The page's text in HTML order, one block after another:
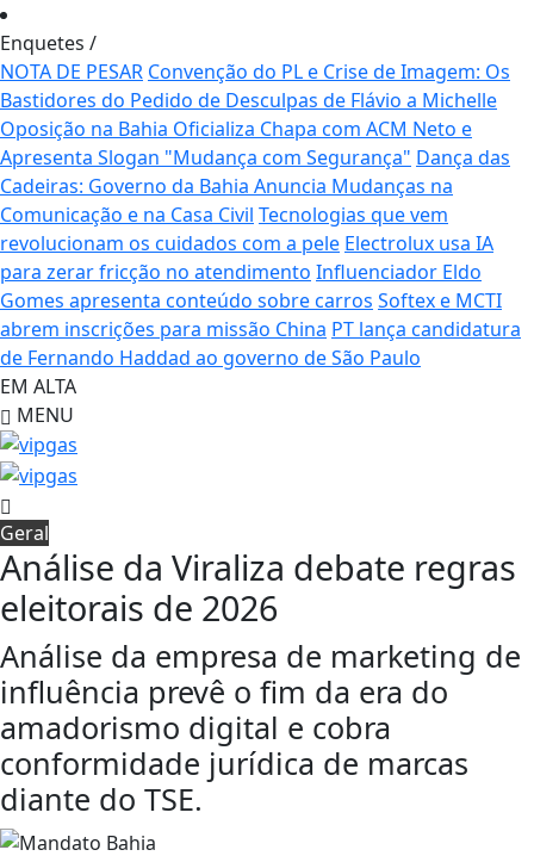
Enquetes /
NOTA DE PESAR Convenção do PL e Crise de Imagem: Os
Bastidores do Pedido de Desculpas de Flávio a Michelle
Oposição na Bahia Oficializa Chapa com ACM Neto e
Apresenta Slogan "Mudança com Segurança" Dança das
Cadeiras: Governo da Bahia Anuncia Mudanças na
Comunicação e na Casa Civil Tecnologias que vem
revolucionam os cuidados com a pele Electrolux usa IA
para zerar fricção no atendimento Influenciador Eldo
Gomes apresenta conteúdo sobre carros Softex e MCTI
abrem inscrições para missão China PT lança candidatura
de Fernando Haddad ao governo de São Paulo
EM ALTA
MENU
Geral
Análise da Viraliza debate regras
eleitorais de 2026
Análise da empresa de marketing de
influência prevê o fim da era do
amadorismo digital e cobra
conformidade jurídica de marcas
diante do TSE.